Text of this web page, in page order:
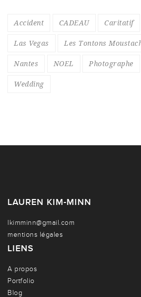
Accident CADEAU Caritatif
Las Vegas Les Tontons
Nantes NOEL Photographe
Wedding
LAUREN KIM-MINN
lkimminn@gmail.com
mentions légales
LIENS
A propos
Portfolio
Blog